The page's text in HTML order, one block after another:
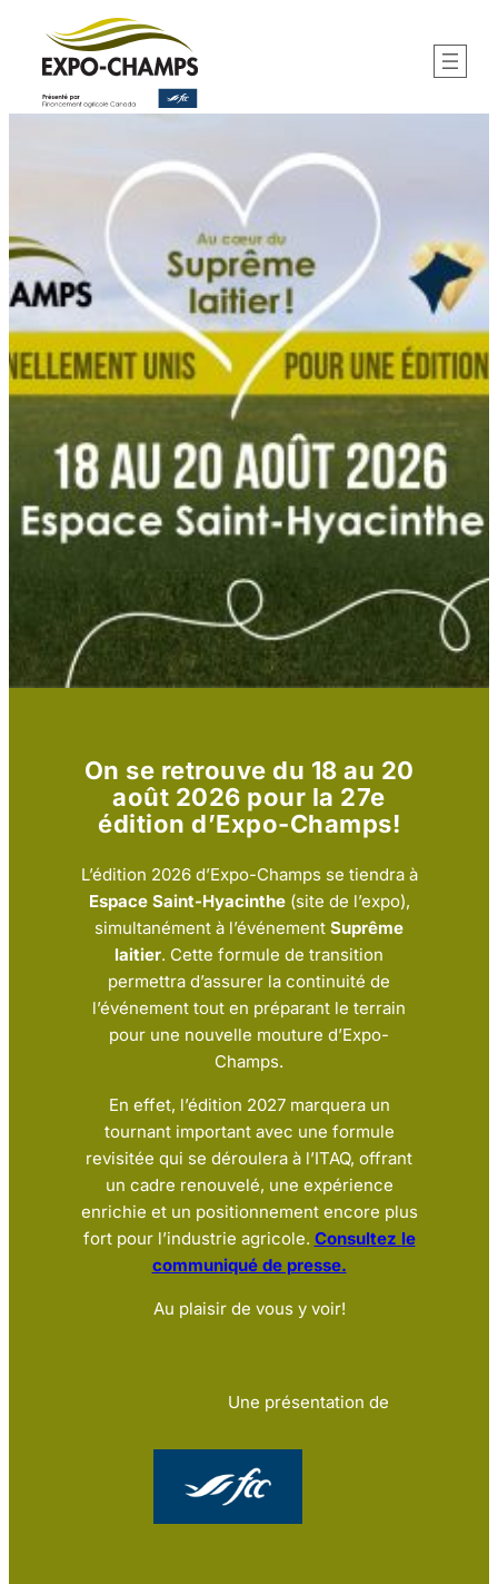
contenu
On se retrouve du 18 au 20
août 2026 pour la 27e
édition d’Expo-Champs!
L’édition 2026 d’Expo-Champs se tiendra à
Espace Saint-Hyacinthe(site de l’expo),
simultanément à l’événement Suprême
laitier. Cette formule de transition
permettra d’assurer la continuité de
l’événement tout en préparant le terrain
pour une nouvelle mouture d’Expo-
Champs.
En effet, l’édition 2027 marquera un
tournant important avec une formule
revisitée qui se déroulera à l’ITAQ, offrant
un cadre renouvelé, une expérience
enrichie et un positionnement encore plus
fort pour l’industrie agricole. Consultez le
communiqué de presse.
Au plaisir de vous y voir!
Une présentation de